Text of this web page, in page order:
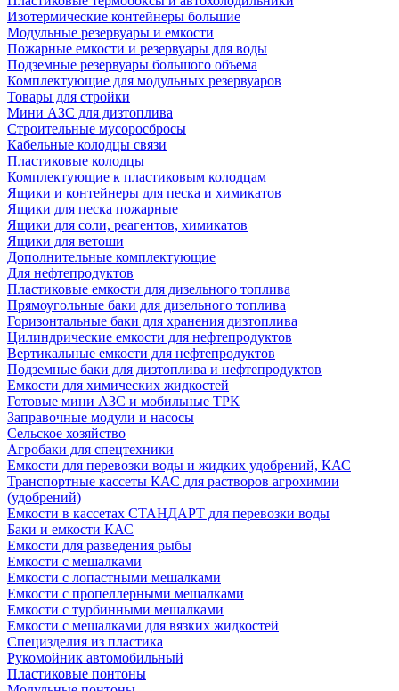
Изотермические контейнеры большие
Модульные резервуары и емкости
Пожарные емкости и резервуары для воды
Подземные резервуары большого объема
Комплектующие для модульных резервуаров
Товары для стройки
Мини АЗС для дизтоплива
Строительные мусоросбросы
Кабельные колодцы связи
Пластиковые колодцы
Комплектующие к пластиковым колодцам
Ящики и контейнеры для песка и химикатов
Ящики для песка пожарные
Ящики для соли, реагентов, химикатов
Ящики для ветоши
Дополнительные комплектующие
Для нефтепродуктов
Пластиковые емкости для дизельного топлива
Прямоугольные баки для дизельного топлива
Горизонтальные баки для хранения дизтоплива
Цилиндрические емкости для нефтепродуктов
Вертикальные емкости для нефтепродуктов
Подземные баки для дизтоплива и нефтепродуктов
Емкости для химических жидкостей
Готовые мини АЗС и мобильные ТРК
Заправочные модули и насосы
Сельское хозяйство
Агробаки для спецтехники
Емкости для перевозки воды и жидких удобрений, КАС
Транспортные кассеты КАС для растворов агрохимии
(удобрений)
Емкости в кассетах СТАНДАРТ для перевозки воды
Баки и емкости КАС
Емкости для разведения рыбы
Емкости с мешалками
Емкости с лопастными мешалками
Емкости с пропеллерными мешалками
Емкости с турбинными мешалками
Емкости с мешалками для вязких жидкостей
Специзделия из пластика
Рукомойник автомобильный
Пластиковые понтоны